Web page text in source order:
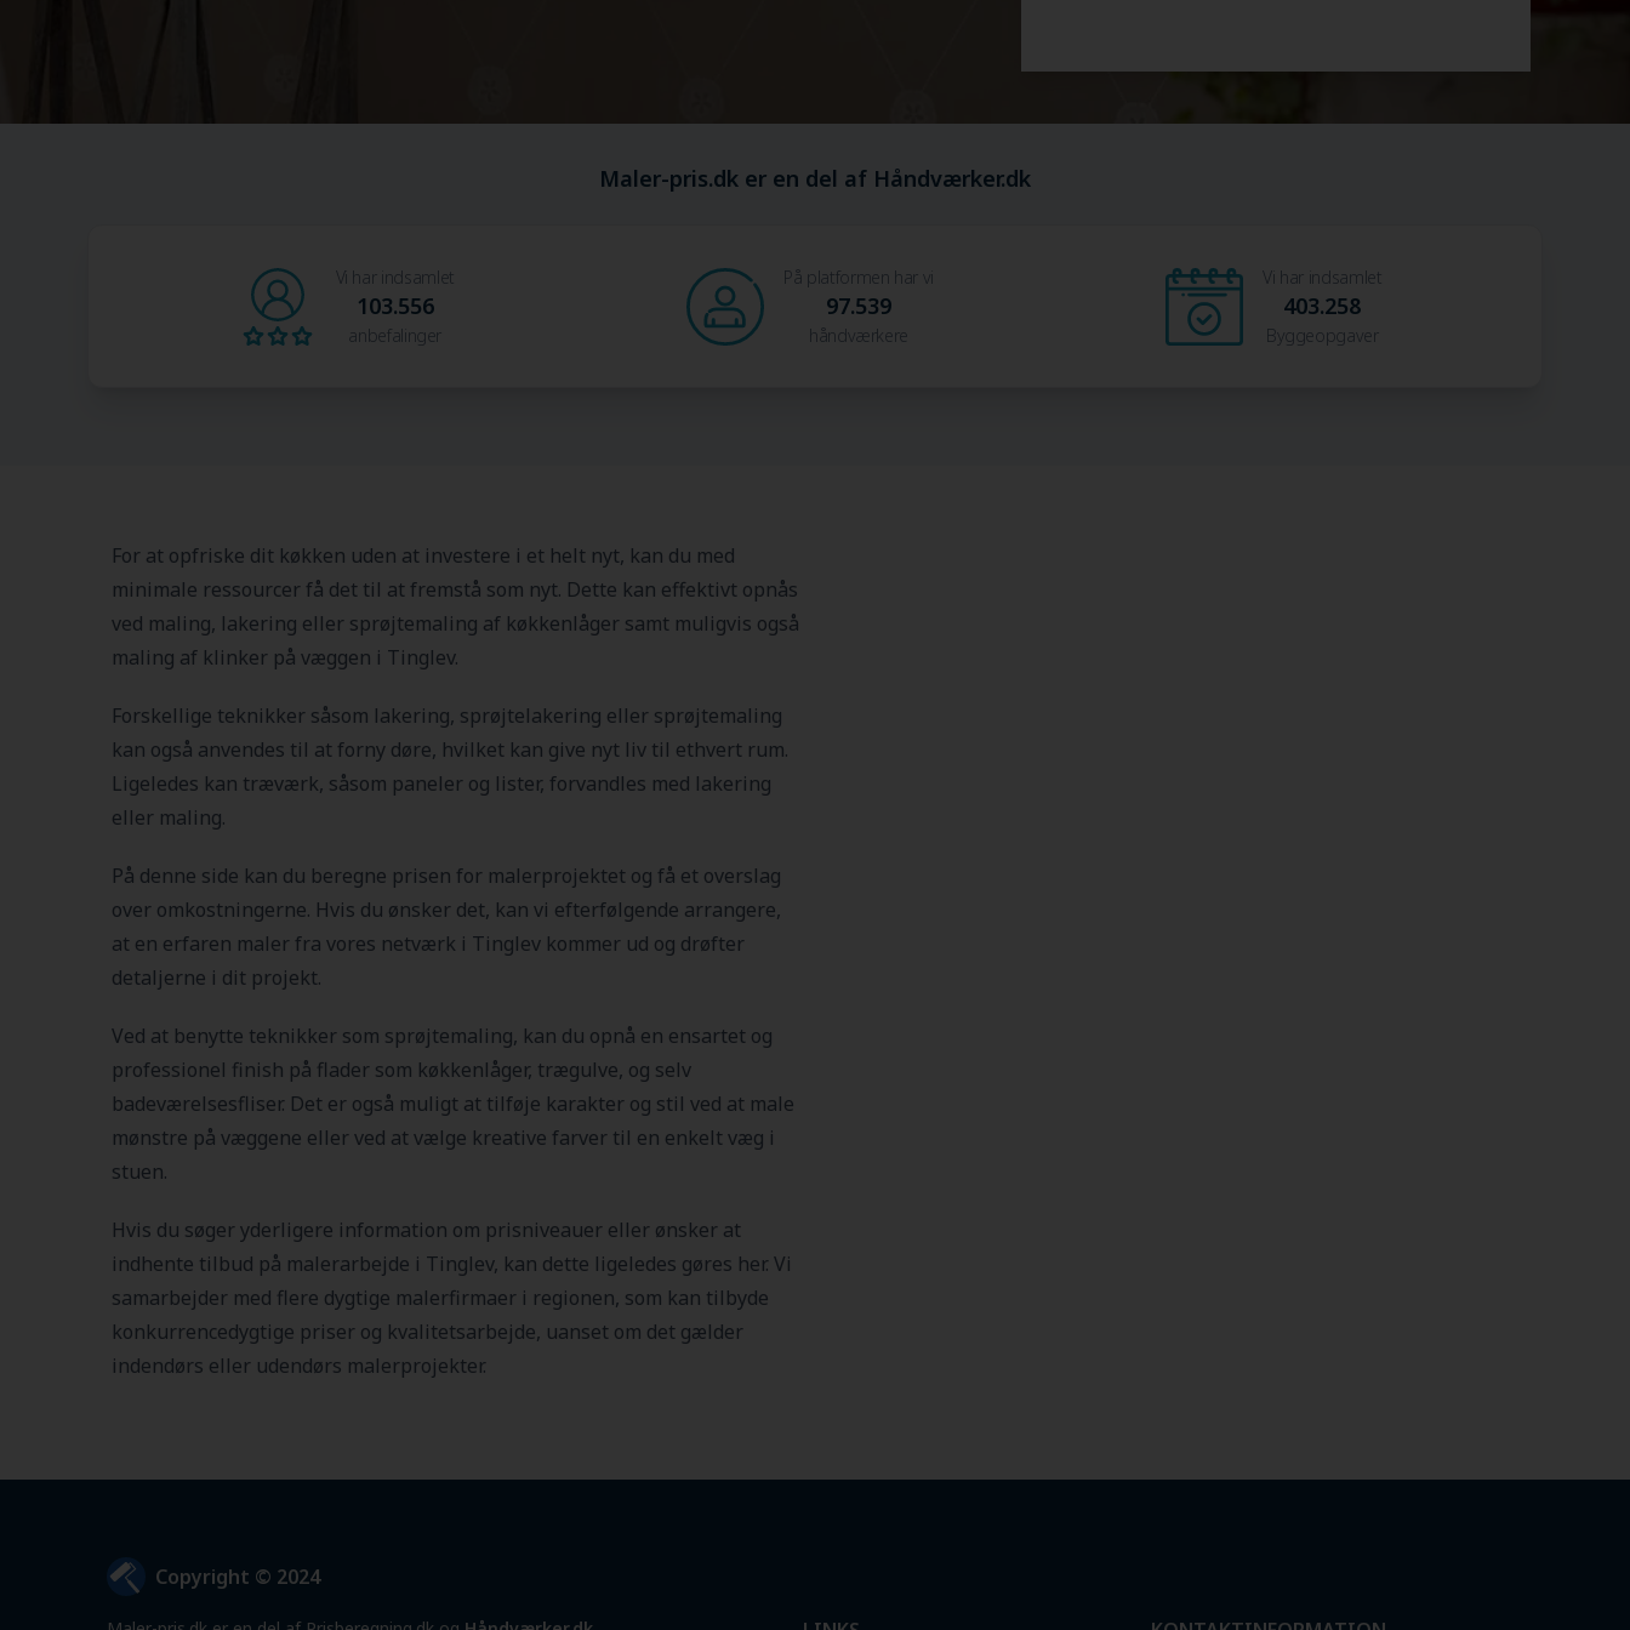
Maler-pris.dk er en del af Håndværker.dk
Vi har indsamlet
103.556
anbefalinger
På platformen har vi
97.539
håndværkere
Vi har indsamlet
403.258
Byggeopgaver
For at opfriske dit køkken uden at investere i et helt nyt, kan du med
minimale ressourcer få det til at fremstå som nyt. Dette kan effektivt opnås
ved maling, lakering eller sprøjtemaling af køkkenlåger samt muligvis også
maling af klinker på væggen i Tinglev.
Forskellige teknikker såsom lakering, sprøjtelakering eller sprøjtemaling
kan også anvendes til at forny døre, hvilket kan give nyt liv til ethvert rum.
Ligeledes kan træværk, såsom paneler og lister, forvandles med lakering
eller maling.
På denne side kan du beregne prisen for malerprojektet og få et overslag
over omkostningerne. Hvis du ønsker det, kan vi efterfølgende arrangere,
at en erfaren maler fra vores netværk i Tinglev kommer ud og drøfter
detaljerne i dit projekt.
Ved at benytte teknikker som sprøjtemaling, kan du opnå en ensartet og
professionel finish på flader som køkkenlåger, trægulve, og selv
badeværelsesfliser. Det er også muligt at tilføje karakter og stil ved at male
mønstre på væggene eller ved at vælge kreative farver til en enkelt væg i
stuen.
Hvis du søger yderligere information om prisniveauer eller ønsker at
indhente tilbud på malerarbejde i Tinglev, kan dette ligeledes gøres her. Vi
samarbejder med flere dygtige malerfirmaer i regionen, som kan tilbyde
konkurrencedygtige priser og kvalitetsarbejde, uanset om det gælder
indendørs eller udendørs malerprojekter.
Copyright © 2024